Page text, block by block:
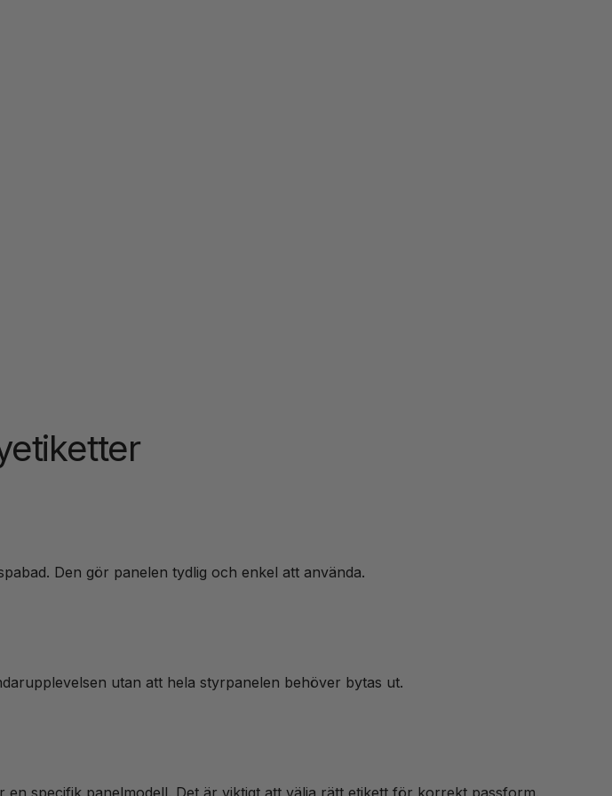
Den gör panelen tydlig och enkel att använda.
utan att hela styrpanelen behöver bytas ut.
specifik panelmodell. Det är viktigt att välja rätt etikett för korrekt passform.